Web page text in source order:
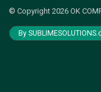
© Copyright 2026 OK
By